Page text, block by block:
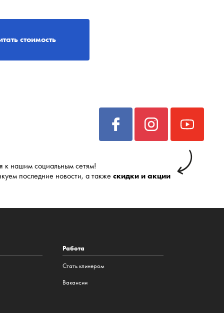
стоимость
к нашим социальным сетям!
последние новости, а также скидки и акции
Работа
Стать клинером
Вакансии